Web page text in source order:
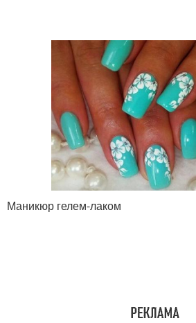
Маникюр гелем-лаком